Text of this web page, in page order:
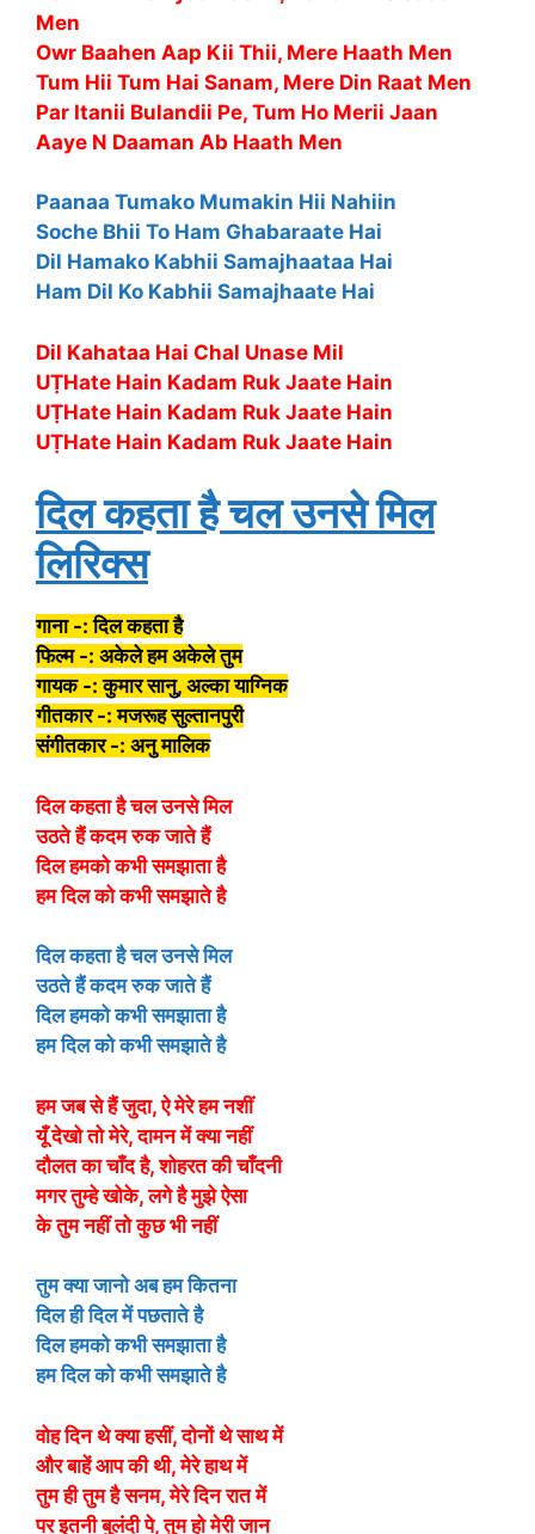
Men
Owr Baahen Aap Kii Thii, Mere Haath Men
Tum Hii Tum Hai Sanam, Mere Din Raat Men
Par Itanii Bulandii Pe, Tum Ho Merii Jaan
Aaye N Daaman Ab Haath Men
Paanaa Tumako Mumakin Hii Nahiin
Soche Bhii To Ham Ghabaraate Hai
Dil Hamako Kabhii Samajhaataa Hai
Ham Dil Ko Kabhii Samajhaate Hai
Dil Kahataa Hai Chal Unase Mil
UṬHate Hain Kadam Ruk Jaate Hain
UṬHate Hain Kadam Ruk Jaate Hain
UṬHate Hain Kadam Ruk Jaate Hain
दिल कहता है चल उनसे मिल
लिरिक्स
गाना -: दिल कहता है
फिल्म -: अकेले हम अकेले तुम
गायक -: कुमार सानु, अल्का याग्निक
गीतकार -: मजरूह सुल्तानपुरी
संगीतकार -: अनु मालिक
दिल कहता है चल उनसे मिल
उठते हैं कदम रुक जाते हैं
दिल हमको कभी समझाता है
हम दिल को कभी समझाते है
दिल कहता है चल उनसे मिल
उठते हैं कदम रुक जाते हैं
दिल हमको कभी समझाता है
हम दिल को कभी समझाते है
हम जब से हैं जुदा, ऐ मेरे हम नशीं
यूँ देखो तो मेरे, दामन में क्या नहीं
दौलत का चाँद है, शोहरत की चाँदनी
मगर तुम्हे खोके, लगे है मुझे ऐसा
के तुम नहीं तो कुछ भी नहीं
तुम क्या जानो अब हम कितना
दिल ही दिल में पछताते है
दिल हमको कभी समझाता है
हम दिल को कभी समझाते है
वोह दिन थे क्या हसीं, दोनों थे साथ में
और बाहें आप की थी, मेरे हाथ में
तुम ही तुम है सनम, मेरे दिन रात में
पर इतनी बुलंदी पे, तुम हो मेरी जान